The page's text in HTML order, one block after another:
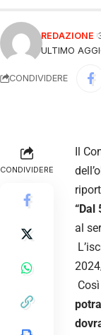
ULTIMO
REDAZIONE
CONDIVIDERE
CONDIVIDERE
Il
“Dal
al